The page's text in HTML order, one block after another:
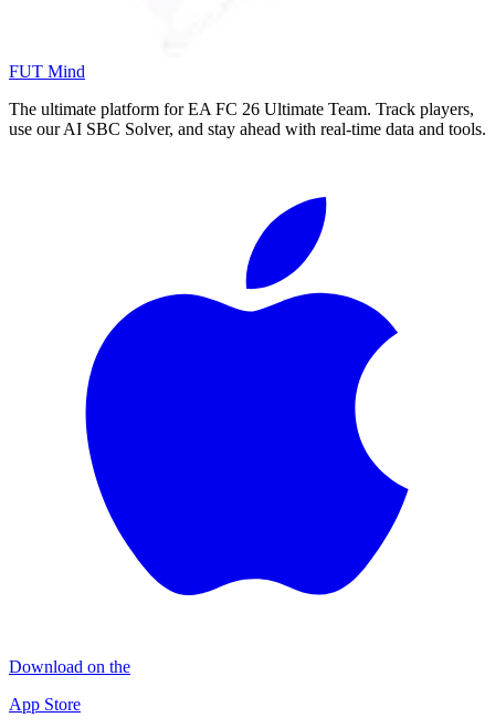
FUT Mind
The ultimate platform for EA FC 26 Ultimate Team. Track players,
use our AI SBC Solver, and stay ahead with real-time data and tools.
Download on the
App Store